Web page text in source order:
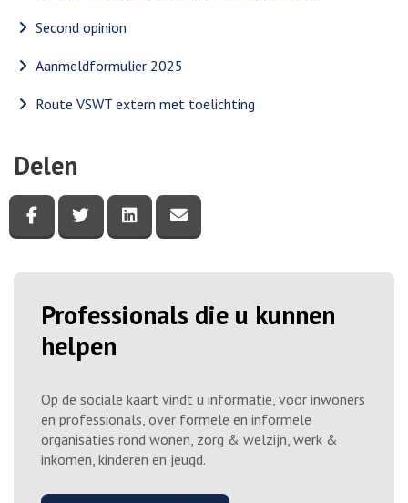
Second opinion
Aanmeldformulier 2025
Route VSWT extern met toelichting
Delen
Deel deze pagina via Facebook
Deel deze pagina via Twitter
Deel deze pagina via LinkedIn
Professionals die u kunnen
helpen
Op de sociale kaart vindt u informatie, voor inwoners
en professionals, over formele en informele
organisaties rond wonen, zorg & welzijn, werk &
inkomen, kinderen en jeugd.